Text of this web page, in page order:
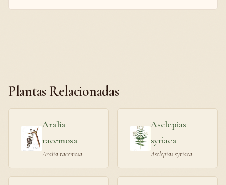
Plantas Relacionadas
Aralia
racemosa
Aralia racemosa
Asclepias
syriaca
Asclepias syriaca